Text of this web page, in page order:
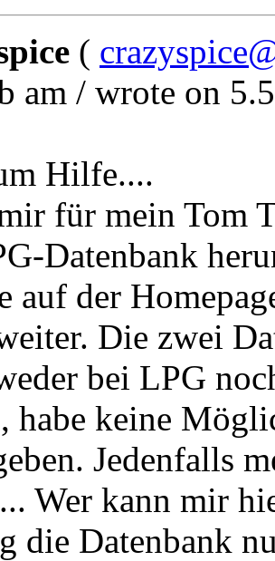
(
am / wrote on
Hilfe....
für mein Tom
Datenbank
auf der
Die zwei
bei LPG
habe keine
Jedenfalls
Wer kann mir
die Datenbank